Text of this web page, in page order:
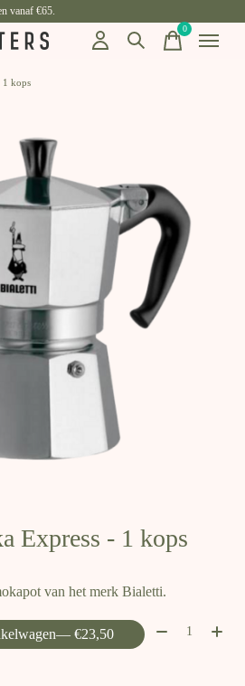
vanaf €65.
0items
1 kops
Express - 1 kops
van het merk Bialetti.
— €23,50 Aantal: